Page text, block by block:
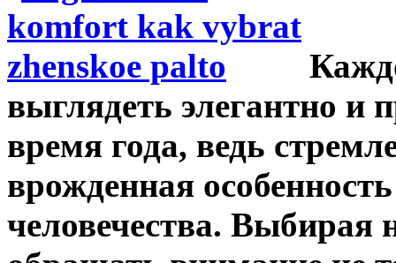
выглядеть элегантно и
время года, ведь
врожденная
человечества. Выбирая